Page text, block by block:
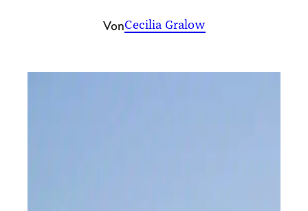
VonCecilia Gralow